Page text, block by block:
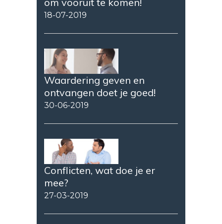
18-07-2019
Waardering geven en
ontvangen doet je goed!
30-06-2019
Conflicten, wat doe je er
mee?
27-03-2019